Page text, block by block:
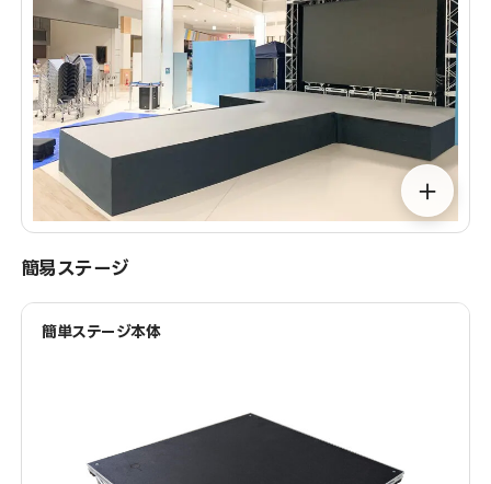
＋
簡易ステージ
簡単ステージ本体